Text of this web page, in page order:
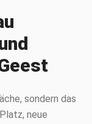
sondern das
neue